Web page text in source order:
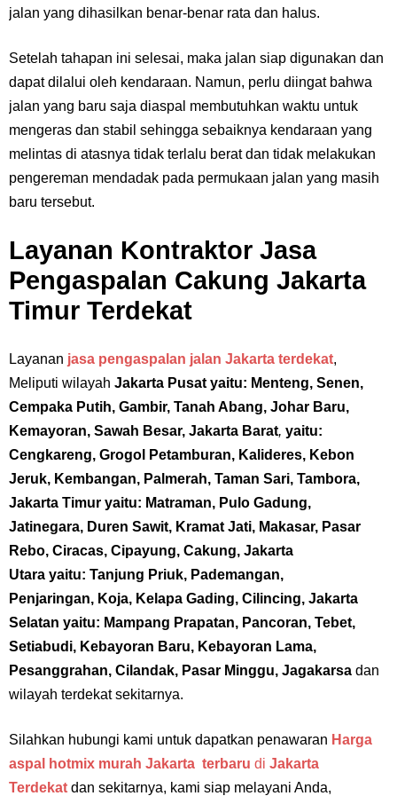
jalan yang dihasilkan benar-benar rata dan halus.
Setelah tahapan ini selesai, maka jalan siap digunakan dan
dapat dilalui oleh kendaraan. Namun, perlu diingat bahwa
jalan yang baru saja diaspal membutuhkan waktu untuk
mengeras dan stabil sehingga sebaiknya kendaraan yang
melintas di atasnya tidak terlalu berat dan tidak melakukan
pengereman mendadak pada permukaan jalan yang masih
baru tersebut.
Layanan Kontraktor Jasa
Pengaspalan Cakung Jakarta
Timur Terdekat
Layanan jasa pengaspalan jalan Jakarta terdekat,
Meliputi wilayah Jakarta Pusat yaitu: Menteng, Senen,
Cempaka Putih, Gambir, Tanah Abang, Johar Baru,
Kemayoran, Sawah Besar, Jakarta Barat, yaitu:
Cengkareng, Grogol Petamburan, Kalideres, Kebon
Jeruk, Kembangan, Palmerah, Taman Sari, Tambora,
Jakarta Timur yaitu: Matraman, Pulo Gadung,
Jatinegara, Duren Sawit, Kramat Jati, Makasar, Pasar
Rebo, Ciracas, Cipayung, Cakung, Jakarta
Utara yaitu: Tanjung Priuk, Pademangan,
Penjaringan, Koja, Kelapa Gading, Cilincing, Jakarta
Selatan yaitu: Mampang Prapatan, Pancoran, Tebet,
Setiabudi, Kebayoran Baru, Kebayoran Lama,
Pesanggrahan, Cilandak, Pasar Minggu, Jagakarsa dan
wilayah terdekat sekitarnya.
Silahkan hubungi kami untuk dapatkan penawaran Harga
aspal hotmix murah Jakarta terbaru di Jakarta
Terdekat dan sekitarnya, kami siap melayani Anda,